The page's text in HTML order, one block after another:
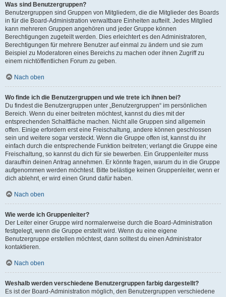
Was sind Benutzergruppen?
Benutzergruppen sind Gruppen von Mitgliedern, die die Mitglieder des Boards
in für die Board-Administration verwaltbare Einheiten aufteilt. Jedes Mitglied
kann mehreren Gruppen angehören und jeder Gruppe können
Berechtigungen zugeteilt werden. Dies erleichtert es den Administratoren,
Berechtigungen für mehrere Benutzer auf einmal zu ändern und sie zum
Beispiel zu Moderatoren eines Bereichs zu machen oder ihnen Zugriff zu
einem nichtöffentlichen Forum zu geben.
Nach oben
Wo finde ich die Benutzergruppen und wie trete ich ihnen bei?
Du findest die Benutzergruppen unter „Benutzergruppen“ im persönlichen
Bereich. Wenn du einer beitreten möchtest, kannst du dies mit der
entsprechenden Schaltfläche machen. Nicht alle Gruppen sind allgemein
offen. Einige erfordern erst eine Freischaltung, andere können geschlossen
sein und weitere sogar versteckt. Wenn die Gruppe offen ist, kannst du ihr
einfach durch die entsprechende Funktion beitreten; verlangt die Gruppe eine
Freischaltung, so kannst du dich für sie bewerben. Ein Gruppenleiter muss
daraufhin deinen Antrag annehmen. Er könnte fragen, warum du in die Gruppe
aufgenommen werden möchtest. Bitte belästige keinen Gruppenleiter, wenn er
dich ablehnt, er wird einen Grund dafür haben.
Nach oben
Wie werde ich Gruppenleiter?
Der Leiter einer Gruppe wird normalerweise durch die Board-Administration
festgelegt, wenn die Gruppe erstellt wird. Wenn du eine eigene
Benutzergruppe erstellen möchtest, dann solltest du einen Administrator
kontaktieren.
Nach oben
Weshalb werden verschiedene Benutzergruppen farbig dargestellt?
Es ist der Board-Administration möglich, den Benutzergruppen verschiedene